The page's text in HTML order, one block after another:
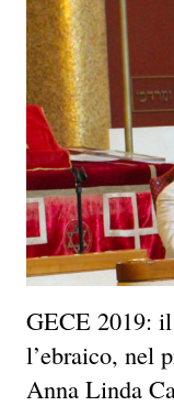
GECE 2019:
l’ebraico, nel
Anna Linda